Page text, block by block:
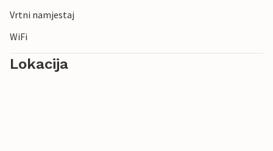
Vrtni namjestaj
WiFi
Lokacija